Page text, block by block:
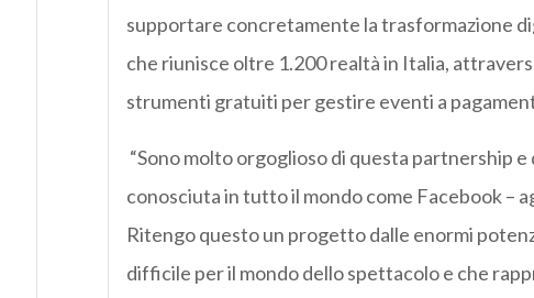
supportare concretamente la trasformazione
che riunisce oltre 1.200 realtà in Italia,
strumenti gratuiti per gestire eventi a
“Sono molto orgoglioso di questa partnership
conosciuta in tutto il mondo come Facebook –
Ritengo questo un progetto dalle enormi
difficile per il mondo dello spettacolo e che